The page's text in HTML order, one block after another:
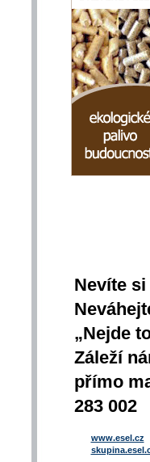
Nevíte
„Nejde
Záleží
přímo
283 002
www.esel.cz